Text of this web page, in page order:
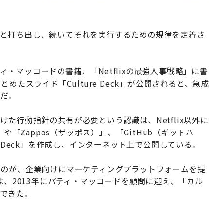
打ち出し、続いてそれを実行するための規律を定着さ
・マッコードの書籍、「Netflixの最強人事戦略」に書
めたスライド「Culture Deck」が公開されると、急成
。
た行動指針の共有が必要という認識は、Netflix以外に
「Zappos（ザッポス）」、「GitHub（ギットハ
」を作成し、インターネット上で公開している。
が、企業向けにマーケティングプラットフォームを提
2013年にパティ・マッコードを顧問に迎え、「カル
きた。